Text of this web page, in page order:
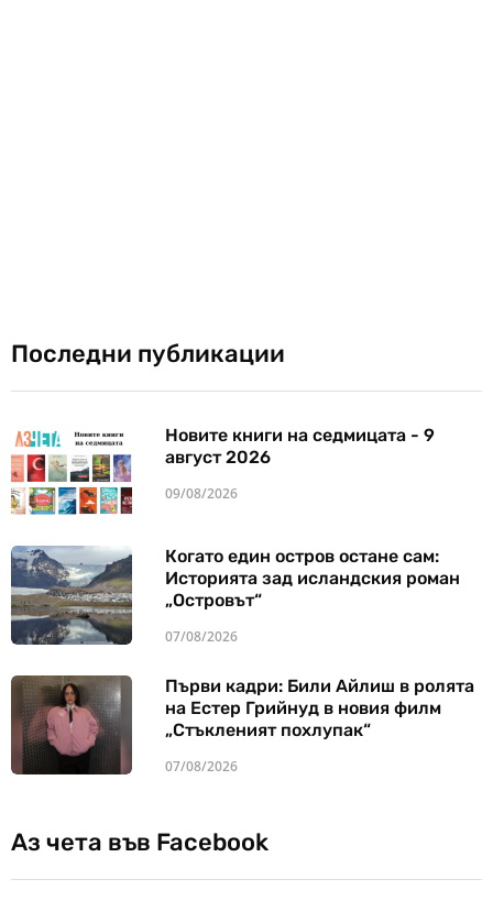
Последни публикации
Новите книги на седмицата - 9
август 2026
09/08/2026
Когато един остров остане сам:
Историята зад исландския роман
„Островът“
07/08/2026
Първи кадри: Били Айлиш в ролята
на Естер Грийнуд в новия филм
„Стъкленият похлупак“
07/08/2026
Аз чета във Facebook